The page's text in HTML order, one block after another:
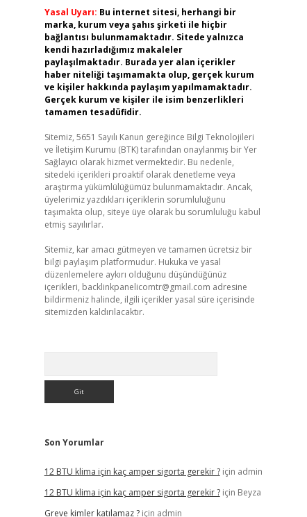
Yasal Uyarı: Bu internet sitesi, herhangi bir
marka, kurum veya şahıs şirketi ile hiçbir
bağlantısı bulunmamaktadır. Sitede yalnızca
kendi hazırladığımız makaleler
paylaşılmaktadır. Burada yer alan içerikler
haber niteliği taşımamakta olup, gerçek kurum
ve kişiler hakkında paylaşım yapılmamaktadır.
Gerçek kurum ve kişiler ile isim benzerlikleri
tamamen tesadüfidir.
Sitemiz, 5651 Sayılı Kanun gereğince Bilgi Teknolojileri
ve İletişim Kurumu (BTK) tarafından onaylanmış bir Yer
Sağlayıcı olarak hizmet vermektedir. Bu nedenle,
sitedeki içerikleri proaktif olarak denetleme veya
araştırma yükümlülüğümüz bulunmamaktadır. Ancak,
üyelerimiz yazdıkları içeriklerin sorumluluğunu
taşımakta olup, siteye üye olarak bu sorumluluğu kabul
etmiş sayılırlar.
Sitemiz, kar amacı gütmeyen ve tamamen ücretsiz bir
bilgi paylaşım platformudur. Hukuka ve yasal
düzenlemelere aykırı olduğunu düşündüğünüz
içerikleri, backlinkpanelicomtr@gmail.com adresine
bildirmeniz halinde, ilgili içerikler yasal süre içerisinde
sitemizden kaldırılacaktır.
Son Yorumlar
12 BTU klima için kaç amper sigorta gerekir ?için admin
12 BTU klima için kaç amper sigorta gerekir ?için Beyza
Greve kimler katılamaz ?için admin